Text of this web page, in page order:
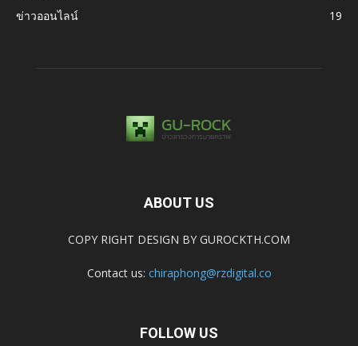
ข่าวออนไลน์
19
ABOUT US
COPY RIGHT DESIGN BY GUROCKTH.COM
Contact us: chiraphong@rzdigital.co
FOLLOW US